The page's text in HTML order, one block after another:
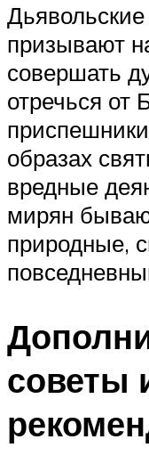
призывают
совершать
отречься от
образах
вредные
мирян
природные,
советы